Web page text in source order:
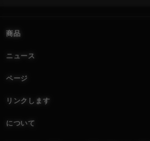
商品
ニュース
ページ
リンクします
について